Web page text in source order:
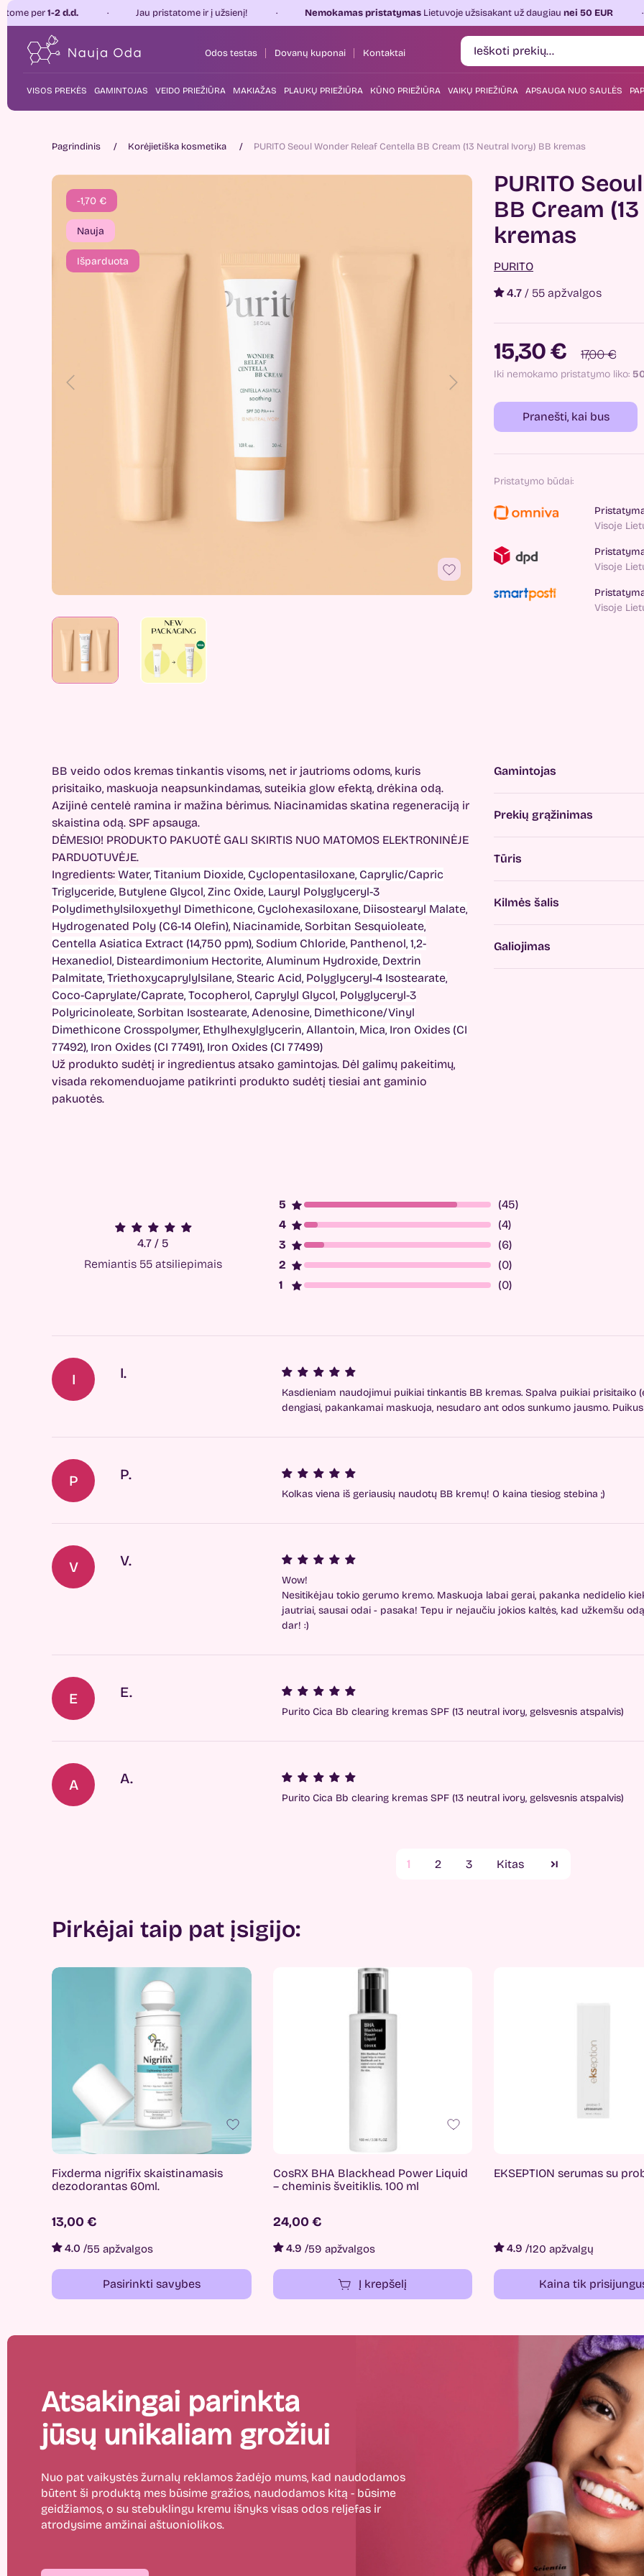
d.d. Jau pristatome ir į užsienį! Nemokamas pristatymasLietuvoje užsisakant už daugiaunei 50 EUR
Odos testas Dovanų kuponai Kontaktai
VISOS PREKĖS GAMINTOJAS VEIDO PRIEŽIŪRA MAKIAŽAS PLAUKŲ PRIEŽIŪRA KŪNO PRIEŽIŪRA VAIKŲ PRIEŽIŪRA APSAUGA NUO SAULĖS
Pagrindinis Korėjietiška kosmetika PURITO Seoul Wonder Releaf Centella BB Cream (13 Neutral Ivory) BB kremas
-1,70 €
Nauja
Išparduota
PURITO
BB Cream
kremas
PURITO
4.7 / 55 apžvalgos
15,30 € 17,00 €
Iki nemokamo pristatymo liko:
Pranešti, kai bus
Pristatymo būdai:
Visoje
Visoje
Visoje
BB veido odos kremas tinkantis visoms, net ir jautrioms odoms, kuris
prisitaiko, maskuoja neapsunkindamas, suteikia glow efektą, drėkina odą.
Azijinė centelė ramina ir mažina bėrimus. Niacinamidas skatina regeneraciją ir
skaistina odą. SPF apsauga.
DĖMESIO! PRODUKTO PAKUOTĖ GALI SKIRTIS NUO MATOMOS ELEKTRONINĖJE
PARDUOTUVĖJE.
Ingredients: Water, Titanium Dioxide, Cyclopentasiloxane, Caprylic/Capric
Triglyceride, Butylene Glycol, Zinc Oxide, Lauryl Polyglyceryl-3
Polydimethylsiloxyethyl Dimethicone, Cyclohexasiloxane, Diisostearyl Malate,
Hydrogenated Poly (C6-14 Olefin), Niacinamide, Sorbitan Sesquioleate,
Centella Asiatica Extract (14,750 ppm), Sodium Chloride, Panthenol, 1,2-
Hexanediol, Disteardimonium Hectorite, Aluminum Hydroxide, Dextrin
Palmitate, Triethoxycaprylylsilane, Stearic Acid, Polyglyceryl-4 Isostearate,
Coco-Caprylate/Caprate, Tocopherol, Caprylyl Glycol, Polyglyceryl-3
Polyricinoleate, Sorbitan Isostearate, Adenosine, Dimethicone/Vinyl
Dimethicone Crosspolymer, Ethylhexylglycerin, Allantoin, Mica, Iron Oxides (CI
77492), Iron Oxides (CI 77491), Iron Oxides (CI 77499)
Už produkto sudėtį ir ingredientus atsako gamintojas. Dėl galimų pakeitimų,
visada rekomenduojame patikrinti produkto sudėtį tiesiai ant gaminio
pakuotės.
Gamintojas
Prekių grąžinimas
Tūris
Kilmės šalis
Galiojimas
4.7 / 5
Remiantis 55 atsiliepimais
(45)
(4)
(6)
(0)
(0)
I I.
Kasdieniam naudojimui puikiai tinkantis BB kremas. Spalva puikiai prisitaiko
dengiasi, pakankamai maskuoja, nesudaro ant odos sunkumo jausmo.
P P.
Kolkas viena iš geriausių naudotų BB kremų! O kaina tiesiog stebina ;)
V V.
Wow!
Nesitikėjau tokio gerumo kremo. Maskuoja labai gerai, pakanka nedidelio
jautriai, sausai odai - pasaka! Tepu ir nejaučiu jokios kaltės, kad užkemšu
dar! :)
E E.
Purito Cica Bb clearing kremas SPF (13 neutral ivory, gelsvesnis atspalvis)
A A.
Purito Cica Bb clearing kremas SPF (13 neutral ivory, gelsvesnis atspalvis)
1 2 3
Pirkėjai taip pat įsigijo:
Fixderma nigrifix skaistinamasis
dezodorantas 60ml.
13,00 €
4.0 /55 apžvalgos
Pasirinkti savybes
CosRX BHA Blackhead Power Liquid
– cheminis šveitiklis. 100 ml
24,00 €
4.9 /59 apžvalgos
Į krepšelį
EKSEPTION serumas su
4.9 /120 apžvalgų
Kaina tik
Atsakingai parinkta
jūsų unikaliam grožiui
Nuo pat vaikystės žurnalų reklamos žadėjo mums, kad naudodamos
būtent ši produktą mes būsime gražios, naudodamos kitą - būsime
geidžiamos, o su stebuklingu kremu išnyks visas odos reljefas ir
atrodysime amžinai aštuoniolikos.